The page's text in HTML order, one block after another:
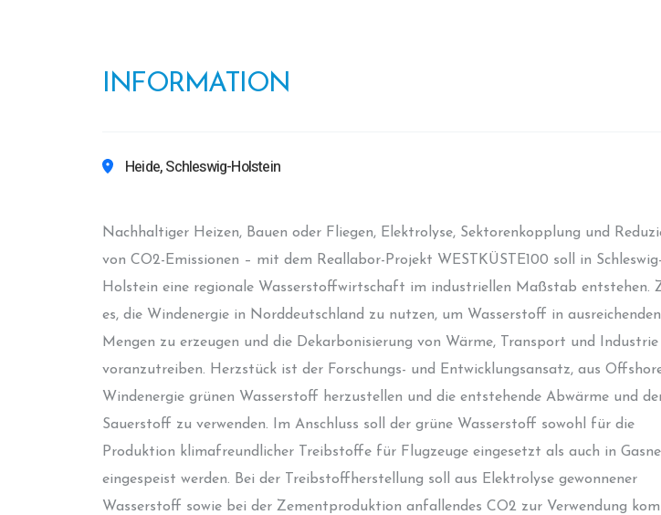
INFORMATION
Heide, Schleswig-Holstein
Nachhaltiger Heizen, Bauen oder Fliegen, Elektrolyse, Sektorenkopplung und
von CO2-Emissionen – mit dem Reallabor-Projekt WESTKÜSTE100 soll in Schleswig-
Holstein eine regionale Wasserstoffwirtschaft im industriellen Maßstab entstehen.
es, die Windenergie in Norddeutschland zu nutzen, um Wasserstoff in ausreichenden
Mengen zu erzeugen und die Dekarbonisierung von Wärme, Transport und Industrie
voranzutreiben. Herzstück ist der Forschungs- und Entwicklungsansatz, aus
Windenergie grünen Wasserstoff herzustellen und die entstehende Abwärme und
Sauerstoff zu verwenden. Im Anschluss soll der grüne Wasserstoff sowohl für die
Produktion klimafreundlicher Treibstoffe für Flugzeuge eingesetzt als auch in
eingespeist werden. Bei der Treibstoffherstellung soll aus Elektrolyse gewonnener
Wasserstoff sowie bei der Zementproduktion anfallendes CO2 zur Verwendung